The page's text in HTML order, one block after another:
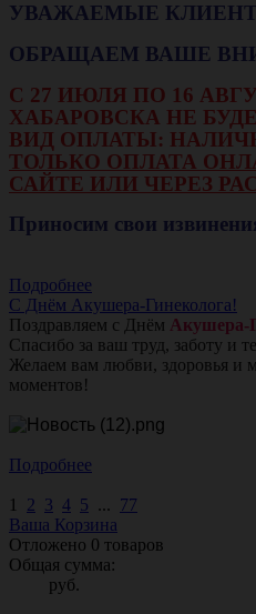
УВАЖАЕМЫЕ
ОБРАЩАЕМ ВАШЕ
С 27 ИЮЛЯ ПО 16
ХАБАРОВСКА НЕ
ВИД ОПЛАТЫ:
ТОЛЬКО ОПЛАТА
САЙТЕ ИЛИ ЧЕРЕЗ
Приносим свои
Подробнее
С Днём Акушера-Гинеколога!
Поздравляем с Днём Акушера-
Спасибо за ваш труд, заботу и
Желаем вам любви, здоровья и
моментов!
Подробнее
1 2 3 4 5 ... 77
Ваша Корзина
Отложено 0 товаров
Общая сумма:
руб.